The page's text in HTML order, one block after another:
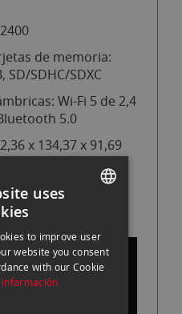
de memoria:
SD/SDHC/SDXC
Wi-Fi 5 de 2,4
5.0
x 134,37 x 91,69
batería)
CATALAN
uses
to improve user
website you consent
with our Cookie
información